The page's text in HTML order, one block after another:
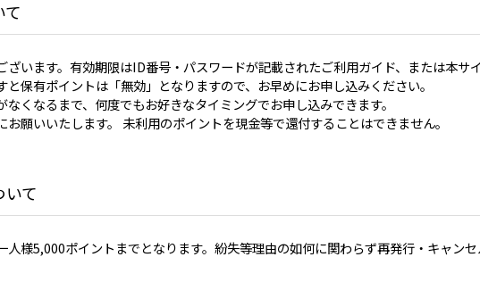
ざいます。有効期限はID番号・パスワードが記載されたご利用ガイド、または本サ
と保有ポイントは「無効」となりますので、お早めにお申し込みください。
くなるまで、何度でもお好きなタイミングでお申し込みできます。
願いいたします。 未利用のポイントを現金等で還付することはできません。
て
人様5,000ポイントまでとなります。紛失等理由の如何に関わらず再発行・キャンセ